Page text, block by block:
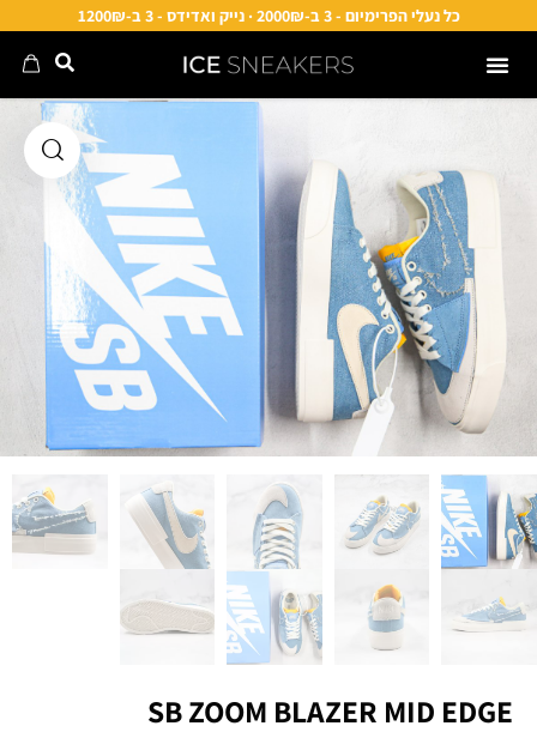
כל נעלי הפרימיום - 3 ב-2000₪ · נייק ואדידס - 3 ב-1200₪
SB ZOOM BLAZER MID EDGE